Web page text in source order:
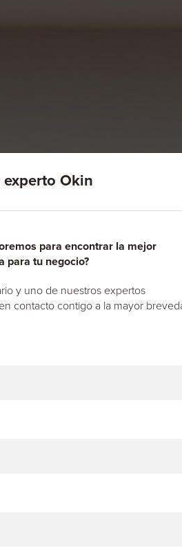
Okin
para encontrar la mejor
para tu negocio?
y uno de nuestros expertos
contacto contigo a la mayor